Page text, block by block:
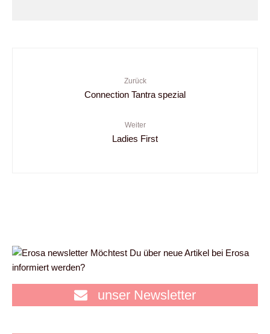
Zurück
Connection Tantra spezial
Weiter
Ladies First
Möchtest Du über neue Artikel bei Erosa
informiert werden?
unser Newsletter